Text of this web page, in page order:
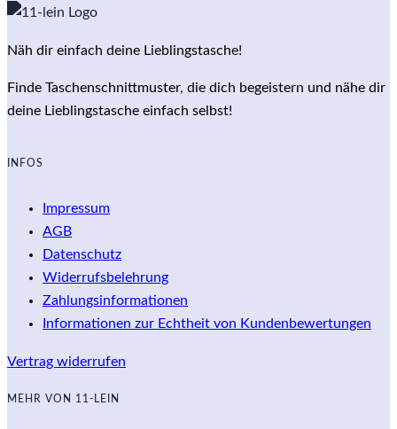
Näh dir einfach deine Lieblingstasche!
Finde Taschenschnittmuster, die dich begeistern und nähe dir
deine Lieblingstasche einfach selbst!
INFOS
Impressum
AGB
Datenschutz
Widerrufsbelehrung
Zahlungsinformationen
Informationen zur Echtheit von Kundenbewertungen
Vertrag widerrufen
MEHR VON 11-LEIN